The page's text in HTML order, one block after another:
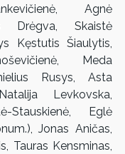
Agnė
Drėgva, Skaistė
Kęstutis Šiaulytis,
Meda
Rusys, Asta
Levkovska,
Stauskienė, Eglė
Jonas Aničas,
Tauras Kensminas,